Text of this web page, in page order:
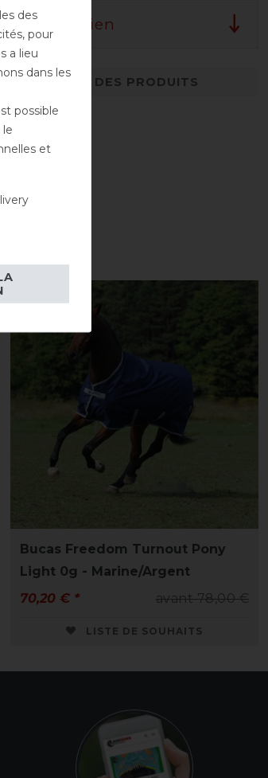
et d'entretien
LA SÉCURITÉ DES PRODUITS
Bucas Freedom Turnout Pony
Light 0g - Marine/Argent
avant 78,00 €
70,20 € *
LISTE DE SOUHAITS
des
pour
a lieu
dans les
possible
et